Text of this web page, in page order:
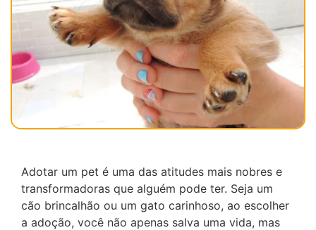
Adotar um pet é uma das atitudes mais nobres e
transformadoras que alguém pode ter. Seja um
cão brincalhão ou um gato carinhoso, ao escolher
a adoção, você não apenas salva uma vida, mas